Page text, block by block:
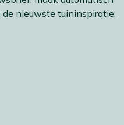
nieuwste tuininspiratie,